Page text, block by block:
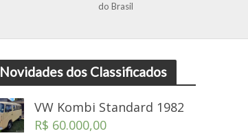
do Brasil
Novidades dos Classificados
VW Kombi Standard 1982
R$ 60.000,00